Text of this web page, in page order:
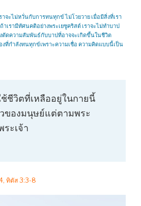
จะไม่หวั่นกับการทนทุกข์ ไม่โวยวาย เมื่อมีสิ่งที่เรา
เรามีทัศนคติอย่างพระเยซูคริสต์ เราจะไม่ทำบาป
ตัดความสัมพันธ์กับบาปที่อาจจะเกิดขึ้นในชีวิต
ที่กำลังทนทุกข์เพราะความเชื่อ ความคิดแบบนี้เป็น
ช้ชีวิตที่เหลืออยู่ในกายนี้
องมนุษย์แต่ตามพระ
ะเจ้า
ทิตัส 3:3-8